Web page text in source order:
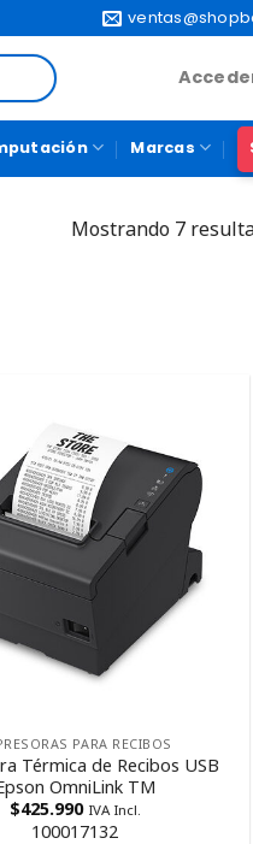
Marcas
Mostrando 7
PARA RECIBOS
Térmica de Recibos USB
OmniLink TM
$425.990 IVA Incl.
100017132